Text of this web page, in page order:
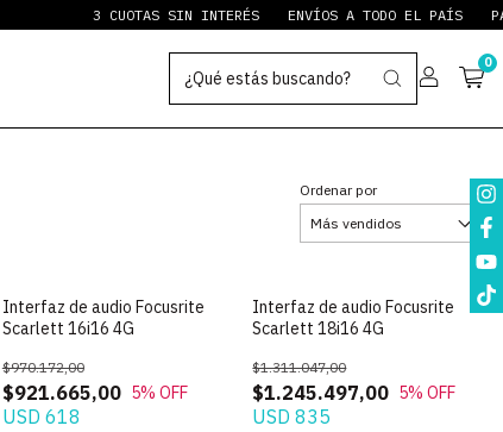
3 CUOTAS SIN INTERÉS ENVÍOS A TODO EL PAÍS
0
Ordenar por
Interfaz de audio Focusrite
Scarlett 16i16 4G
$921.665,00
$970.172,00
5% OFF
USD 618
Interfaz de audio Focusrite
Scarlett 18i16 4G
$1.245.497,00
$1.311.047,00
5% OFF
USD 835